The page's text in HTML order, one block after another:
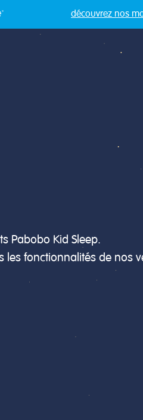
découvrez nos
sommes nous ? Service
Pabobo Kid Sleep.
fonctionnalités de nos